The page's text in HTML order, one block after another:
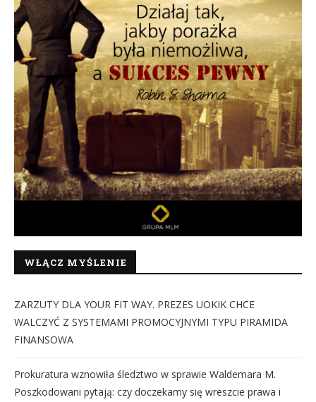
WŁĄCZ MYŚLENIE
ZARZUTY DLA YOUR FIT WAY. PREZES UOKIK CHCE
WALCZYĆ Z SYSTEMAMI PROMOCYJNYMI TYPU PIRAMIDA
FINANSOWA
Prokuratura wznowiła śledztwo w sprawie Waldemara M.
Poszkodowani pytają: czy doczekamy się wreszcie prawa i